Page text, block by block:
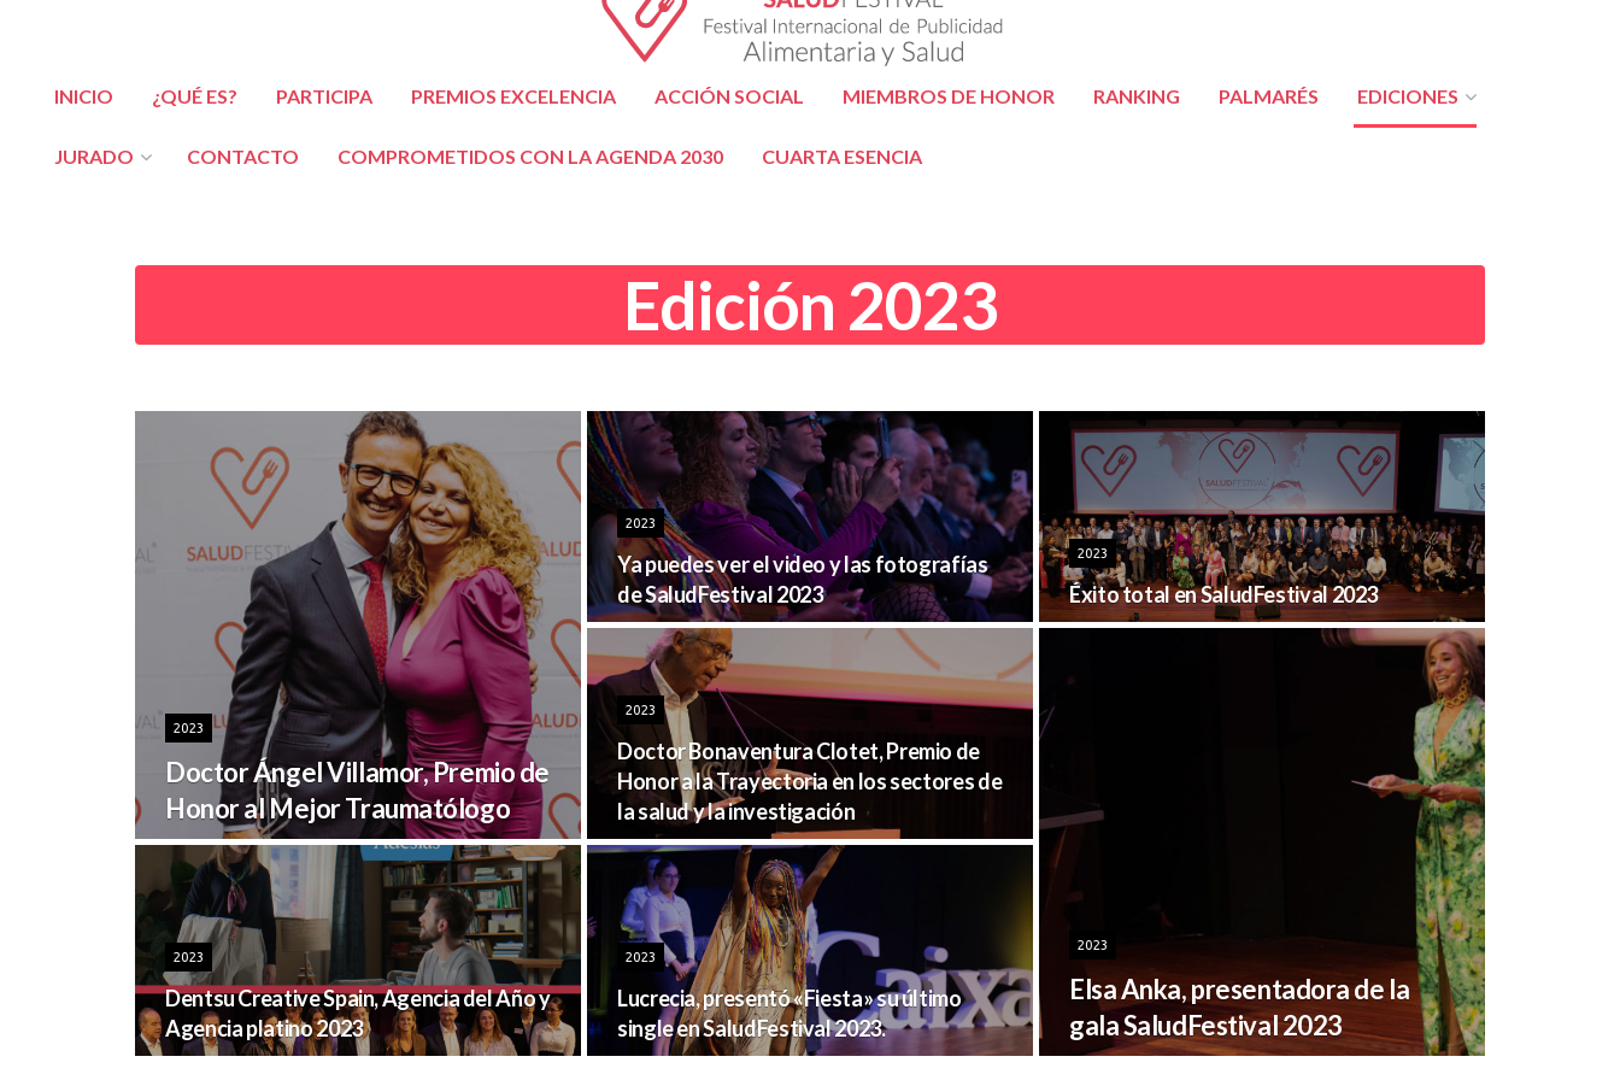
INICIO ¿QUÉ ES? PARTICIPA PREMIOS EXCELENCIA ACCIÓN SOCIAL MIEMBROS DE HONOR RANKING PALMARÉS EDICIONES
JURADO CONTACTO COMPROMETIDOS CON LA AGENDA 2030 CUARTA ESENCIA
Edición 2023
2023
Doctor Ángel Villamor, Premio de
Honor al Mejor Traumatólogo
2023
Ya puedes ver el video y las fotografías
de SaludFestival 2023
2023
Éxito total en SaludFestival 2023
2023
Doctor Bonaventura Clotet, Premio de
Honor a la Trayectoria en los sectores de
la salud y la investigación
2023
Elsa Anka, presentadora de la
gala SaludFestival 2023
2023
Dentsu Creative Spain, Agencia del Año y
Agencia platino 2023
2023
Lucrecia, presentó «Fiesta» su último
single en SaludFestival 2023.